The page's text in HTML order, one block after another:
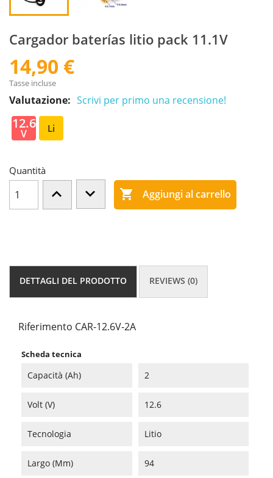
Cargador baterías litio pack 11.1V
14,90 €
Tasse incluse
Valutazione: Scrivi per primo una recensione!
12.6
V Li
Quantità
 Aggiungi al carrello
DETTAGLI DEL PRODOTTO REVIEWS (0)
Riferimento CAR-12.6V-2A
Scheda tecnica
Capacità (Ah) 2
Volt (V) 12.6
Tecnologia Litio
Largo (mm) 94